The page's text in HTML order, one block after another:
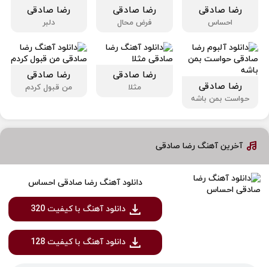
رضا صادقی
احساس
رضا صادقی
فرض محال
رضا صادقی
دلبر
رضا صادقی
حواست بمن باشه
رضا صادقی
مثلا
رضا صادقی
من قبول کردم
آخرین آهنگ رضا صادقی
دانلود آهنگ رضا صادقی احساس
دانلود آهنگ با کیفیت 320
دانلود آهنگ با کیفیت 128